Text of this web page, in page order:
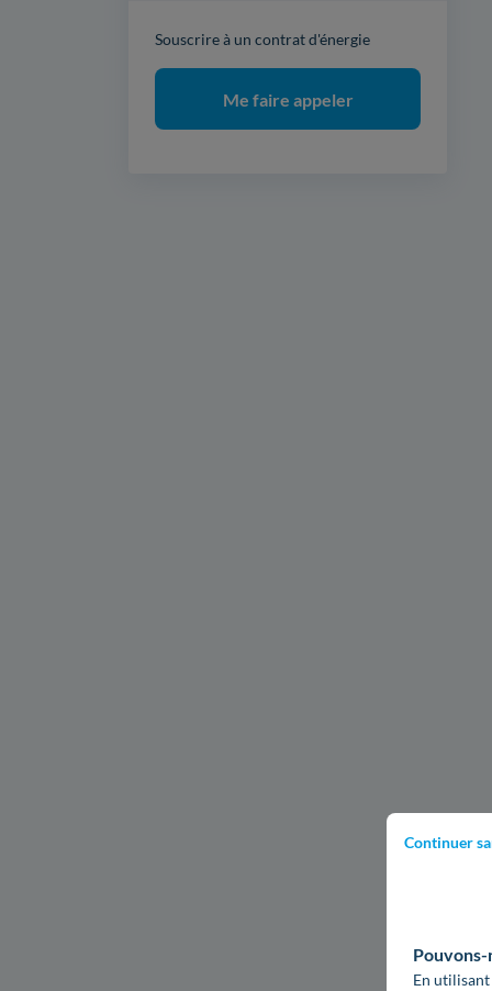
Continuer
Pouvons-
En
Souscrire à un contrat d'énergie
Me faire appeler